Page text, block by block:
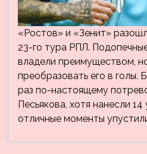
«Ростов» и «Зенит»
23-го тура РПЛ.
владели преимуществом,
преобразовать его в голы.
раз по-настоящему
Песьякова, хотя нанесли
отличные моменты